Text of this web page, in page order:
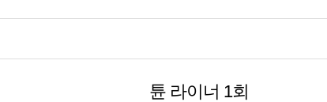
튠 라이너 1회